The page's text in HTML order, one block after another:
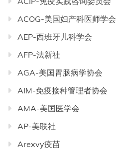
ACOG-美国妇产科医师学会
AEP-西班牙儿科学会
AFP-法新社
AGA-美国胃肠病学协会
AIM-免疫接种管理者协会
AMA-美国医学会
AP-美联社
Arexvy疫苗